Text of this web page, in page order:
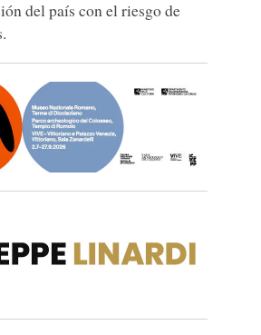
del país con el riesgo de